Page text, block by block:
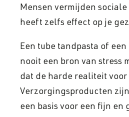
Mensen vermijden
heeft zelfs effect op je
Een tube tandpasta of een
nooit een bron van stress
dat de harde realiteit voor
Verzorgingsproducten
een basis voor een fijn en